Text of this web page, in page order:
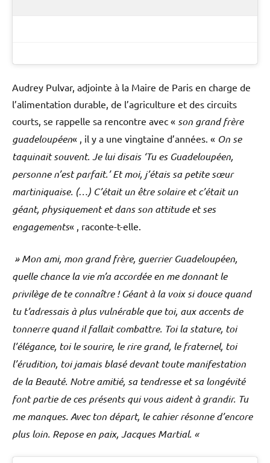
Audrey Pulvar, adjointe à la Maire de Paris en charge de
l’alimentation durable, de l’agriculture et des circuits
courts, se rappelle sa rencontre avec « son grand frère
guadeloupéen« , il y a une vingtaine d’années. « On se
taquinait souvent. Je lui disais ‘Tu es Guadeloupéen,
personne n’est parfait.’ Et moi, j’étais sa petite sœur
martiniquaise. (…) C’était un être solaire et c’était un
géant, physiquement et dans son attitude et ses
engagements« , raconte-t-elle.
» Mon ami, mon grand frère, guerrier Guadeloupéen,
quelle chance la vie m’a accordée en me donnant le
privilège de te connaître ! Géant à la voix si douce quand
tu t’adressais à plus vulnérable que toi, aux accents de
tonnerre quand il fallait combattre. Toi la stature, toi
l’élégance, toi le sourire, le rire grand, le fraternel, toi
l’érudition, toi jamais blasé devant toute manifestation
de la Beauté. Notre amitié, sa tendresse et sa longévité
font partie de ces présents qui vous aident à grandir. Tu
me manques. Avec ton départ, le cahier résonne d’encore
plus loin. Repose en paix, Jacques Martial. «